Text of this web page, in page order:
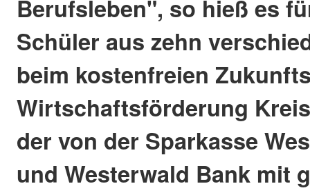
Berufsleben", so hieß es
Schüler aus zehn
beim kostenfreien
Wirtschaftsförderung
der von der Sparkasse
und Westerwald Bank mit